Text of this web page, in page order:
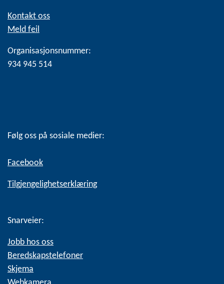
Kontakt oss
Meld feil
Organisasjonsnummer:
934 945 514
Følg oss på sosiale medier:
Facebook
Tilgjengelighetserklæring
Snarveier:
Jobb hos oss
Beredskapstelefoner
Skjema